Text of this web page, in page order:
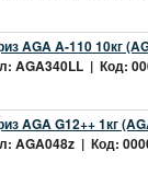
AGA A-110 10кг
AGA340LL | Код:
AGA G12++ 1кг
AGA048z | Код: